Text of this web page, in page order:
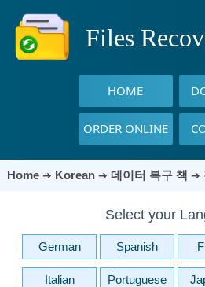
Files
HOME
ORDER ONLINE
Home➔ Korean ➔ 데이터 복구 책 ➔
Select your
German Spanish
Italian Portuguese